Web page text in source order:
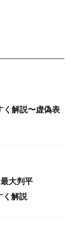
解説〜虚偽表
大判平
く解説